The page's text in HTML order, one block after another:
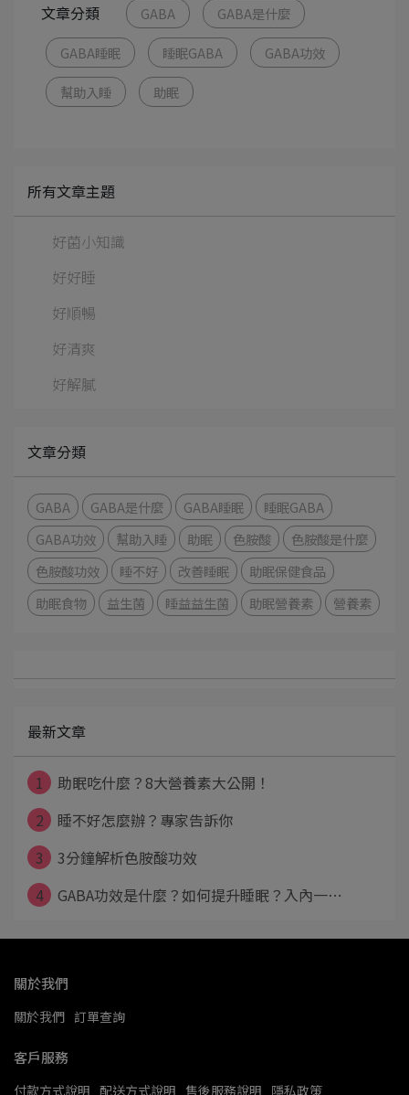
文章分類 GABA GABA是什麼
GABA睡眠 睡眠GABA GABA功效
幫助入睡 助眠
所有文章主題
好菌小知識
好好睡
好順暢
好清爽
好解膩
文章分類
GABA GABA是什麼 GABA睡眠
睡眠GABA
GABA功效
幫助入睡 助眠 色胺酸
色胺酸是什麼
色胺酸功效
睡不好 改善睡眠
助眠保健食品
助眠食物
益生菌 睡益益生菌 助眠營養素 營養素
最新文章
1
助眠吃什麼？8大營養素大公開！
2
睡不好怎麼辦？專家告訴你
3
3分鐘解析色胺酸功效
4
GABA功效是什麼？如何提升睡眠？入內一⋯
關於我們
關於我們 訂單查詢
客戶服務
付款方式說明 配送方式說明 售後服務說明 隱私政策